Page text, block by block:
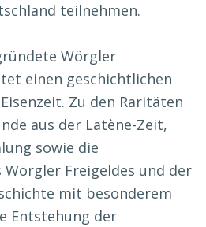
teilnehmen.
Wörgler
einen geschichtlichen
Zu den Raritäten
aus der Latène-Zeit,
sowie die
Freigeldes und der
mit besonderem
Entstehung der